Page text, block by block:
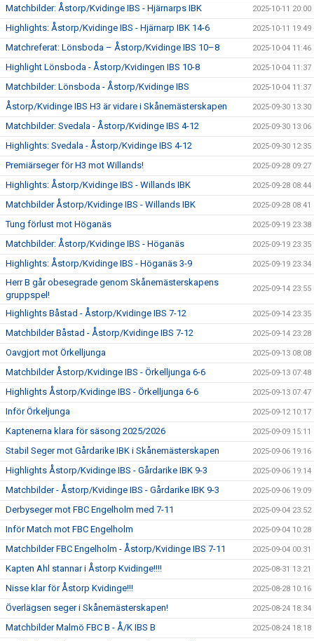
Matchbilder: Åstorp/Kvidinge IBS - Hjärnarps IBK 2025-10-11 20:00
Highlights: Åstorp/Kvidinge IBS - Hjärnarp IBK 14-6 2025-10-11 19:49
Matchreferat: Lönsboda – Åstorp/Kvidinge IBS 10–8 2025-10-04 11:46
Highlight Lönsboda - Åstorp/Kvidingen IBS 10-8 2025-10-04 11:37
Matchbilder: Lönsboda - Åstorp/Kvidinge IBS 2025-10-04 11:37
Åstorp/Kvidinge IBS H3 är vidare i Skånemästerskapen 2025-09-30 13:30
Matchbilder: Svedala - Åstorp/Kvidinge IBS 4-12 2025-09-30 13:06
Highlights: Svedala - Åstorp/Kvidinge IBS 4-12 2025-09-30 12:35
Premiärseger för H3 mot Willands! 2025-09-28 09:27
Highlights: Åstorp/Kvidinge IBS - Willands IBK 2025-09-28 08:44
Matchbilder Åstorp/Kvidinge IBS - Willands IBK 2025-09-28 08:41
Tung förlust mot Höganäs 2025-09-19 23:38
Matchbilder: Åstorp/Kvidinge IBS - Höganäs 2025-09-19 23:35
Highlights: Åstorp/Kvidinge IBS - Höganäs 3-9 2025-09-19 23:34
Herr B går obesegrade genom Skånemästerskapens
gruppspel!
2025-09-14 23:55
Highlights Båstad - Åstorp/Kvidinge IBS 7-12 2025-09-14 23:35
Matchbilder Båstad - Åstorp/Kvidinge IBS 7-12 2025-09-14 23:28
Oavgjort mot Örkelljunga 2025-09-13 08:08
Matchbilder Åstorp/Kvidinge IBS - Örkelljunga 6-6 2025-09-13 07:48
Highlights Åstorp/Kvidinge IBS - Örkelljunga 6-6 2025-09-13 07:47
Inför Örkeljunga 2025-09-12 10:17
Kaptenerna klara för säsong 2025/2026 2025-09-09 15:11
Stabil Seger mot Gårdarike IBK i Skånemästerskapen 2025-09-06 19:16
Highlights Åstorp/Kvidinge IBS - Gårdarike IBK 9-3 2025-09-06 19:14
Matchbilder - Åstorp/Kvidinge IBS - Gårdarike IBK 9-3 2025-09-06 19:09
Derbyseger mot FBC Engelholm med 7-11 2025-09-04 23:52
Inför Match mot FBC Engelholm 2025-09-04 10:28
Matchbilder FBC Engelholm - Åstorp/Kvidinge IBS 7-11 2025-09-04 00:31
Kapten Ahl stannar i Åstorp Kvidinge!!!! 2025-08-31 13:21
Nisse klar för Åstorp Kvidinge!!! 2025-08-28 10:16
Överlägsen seger i Skånemästerskapen! 2025-08-24 18:34
Matchbilder Malmö FBC B - Å/K IBS B 2025-08-24 18:18